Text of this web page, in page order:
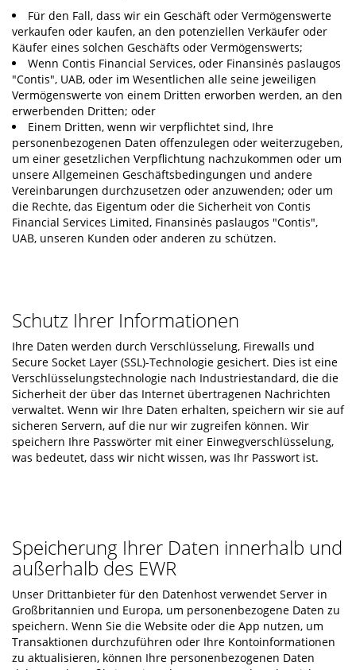
Für den Fall, dass wir ein Geschäft oder Vermögenswerte
verkaufen oder kaufen, an den potenziellen Verkäufer oder
Käufer eines solchen Geschäfts oder Vermögenswerts;
Wenn Contis Financial Services, oder Finansinės paslaugos
"Contis", UAB, oder im Wesentlichen alle seine jeweiligen
Vermögenswerte von einem Dritten erworben werden, an den
erwerbenden Dritten; oder
Einem Dritten, wenn wir verpflichtet sind, Ihre
personenbezogenen Daten offenzulegen oder weiterzugeben,
um einer gesetzlichen Verpflichtung nachzukommen oder um
unsere Allgemeinen Geschäftsbedingungen und andere
Vereinbarungen durchzusetzen oder anzuwenden; oder um
die Rechte, das Eigentum oder die Sicherheit von Contis
Financial Services Limited, Finansinės paslaugos "Contis",
UAB, unseren Kunden oder anderen zu schützen.
Schutz Ihrer Informationen
Ihre Daten werden durch Verschlüsselung, Firewalls und
Secure Socket Layer (SSL)-Technologie gesichert. Dies ist eine
Verschlüsselungstechnologie nach Industriestandard, die die
Sicherheit der über das Internet übertragenen Nachrichten
verwaltet. Wenn wir Ihre Daten erhalten, speichern wir sie auf
sicheren Servern, auf die nur wir zugreifen können. Wir
speichern Ihre Passwörter mit einer Einwegverschlüsselung,
was bedeutet, dass wir nicht wissen, was Ihr Passwort ist.
Speicherung Ihrer Daten innerhalb und
außerhalb des EWR
Unser Drittanbieter für den Datenhost verwendet Server in
Großbritannien und Europa, um personenbezogene Daten zu
speichern. Wenn Sie die Website oder die App nutzen, um
Transaktionen durchzuführen oder Ihre Kontoinformationen
zu aktualisieren, können Ihre personenbezogenen Daten